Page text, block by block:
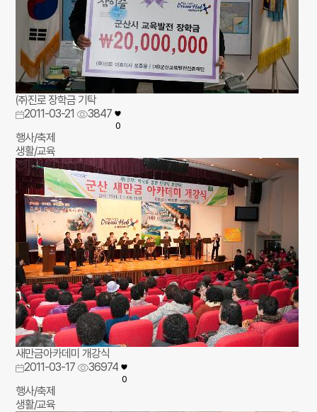
㈜진로 장학금 기탁
2011-03-21
3847
0
행사/축제
생활/교육
새만금아카데미 개강식
2011-03-17
36974
0
행사/축제
생활/교육